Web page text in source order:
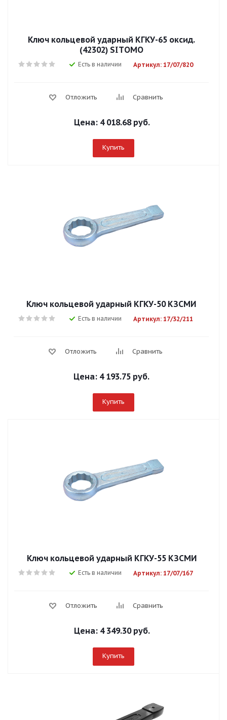
Ключ кольцевой ударный КГКУ-65 оксид.
(42302) SITОМО
Есть в наличии Артикул: 17/07/820
Отложить Сравнить
Цена: 4 018.68 руб.
Купить
Ключ кольцевой ударный КГКУ-50 КЗСМИ
Есть в наличии Артикул: 17/32/211
Отложить Сравнить
Цена: 4 193.75 руб.
Купить
Ключ кольцевой ударный КГКУ-55 КЗСМИ
Есть в наличии Артикул: 17/07/167
Отложить Сравнить
Цена: 4 349.30 руб.
Купить